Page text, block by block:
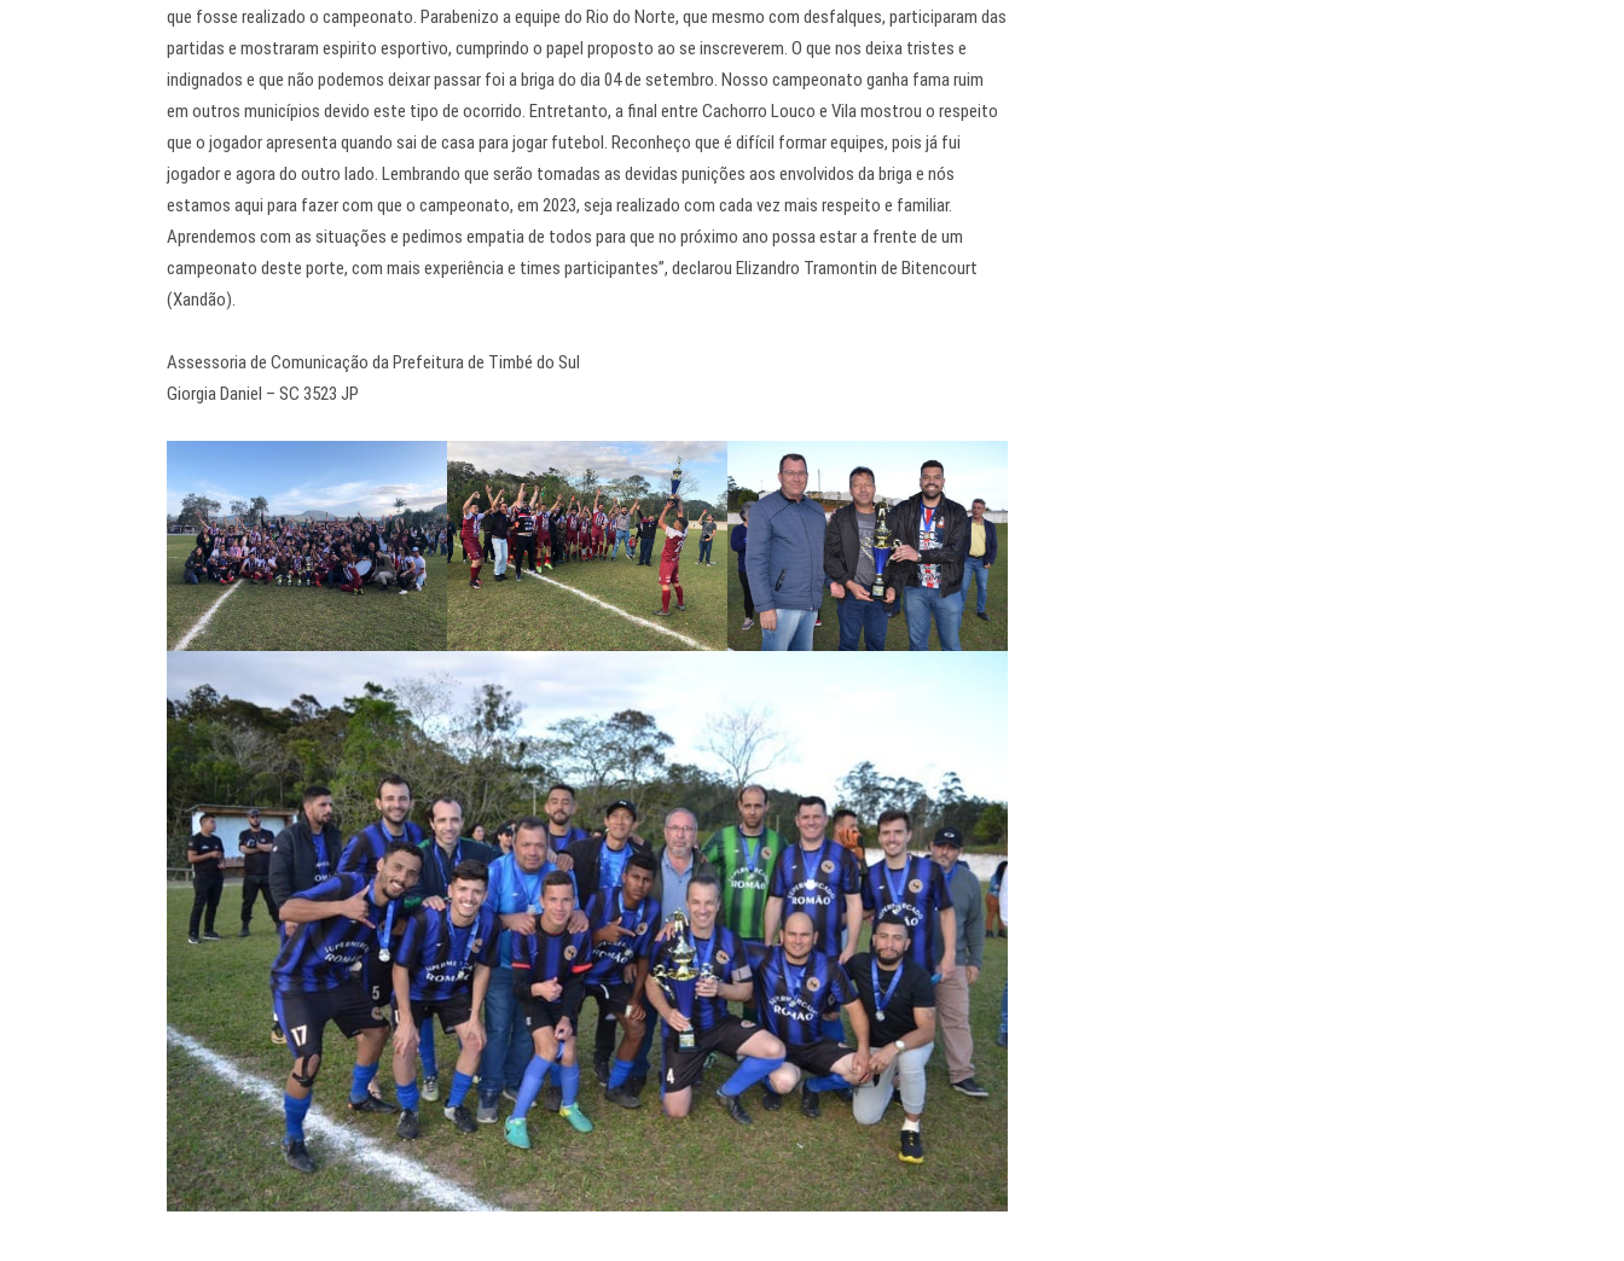
que fosse realizado o campeonato. Parabenizo a equipe do Rio do Norte, que mesmo com desfalques, participaram das
partidas e mostraram espirito esportivo, cumprindo o papel proposto ao se inscreverem. O que nos deixa tristes e
indignados e que não podemos deixar passar foi a briga do dia 04 de setembro. Nosso campeonato ganha fama ruim
em outros municípios devido este tipo de ocorrido. Entretanto, a final entre Cachorro Louco e Vila mostrou o respeito
que o jogador apresenta quando sai de casa para jogar futebol. Reconheço que é difícil formar equipes, pois já fui
jogador e agora do outro lado. Lembrando que serão tomadas as devidas punições aos envolvidos da briga e nós
estamos aqui para fazer com que o campeonato, em 2023, seja realizado com cada vez mais respeito e familiar.
Aprendemos com as situações e pedimos empatia de todos para que no próximo ano possa estar a frente de um
campeonato deste porte, com mais experiência e times participantes”, declarou Elizandro Tramontin de Bitencourt
(Xandão).
Assessoria de Comunicação da Prefeitura de Timbé do Sul
Giorgia Daniel – SC 3523 JP